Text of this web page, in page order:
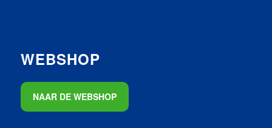
WEBSHOP
NAAR DE WEBSHOP